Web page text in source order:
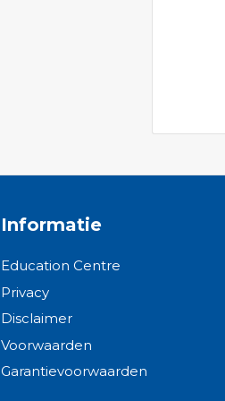
Informatie
Education Centre
Privacy
Disclaimer
Voorwaarden
Garantievoorwaarden